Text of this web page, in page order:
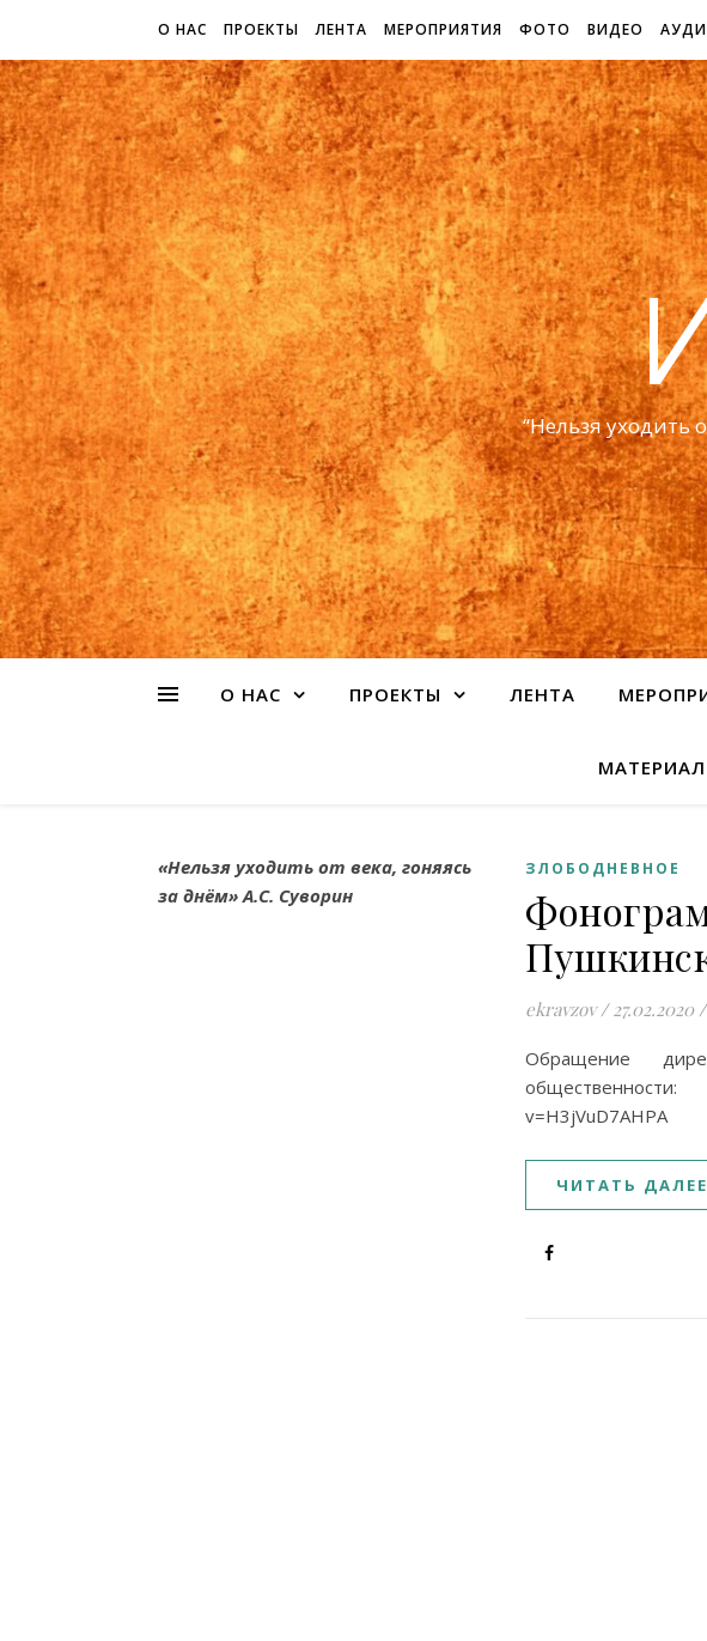
О НАС ПРОЕКТЫ ЛЕНТА МЕРОПРИЯТИЯ ФОТО ВИДЕО
“Нельзя уходить
О НАС ПРОЕКТЫ ЛЕНТА
«Нельзя уходить от века, гоняясь
за днём» А.С. Суворин
ЗЛОБОДНЕВНОЕ
ekravzov / 27.02.2020 /
Обращение
v=H3jVuD7AHPA
ЧИТАТЬ ДАЛЕЕ